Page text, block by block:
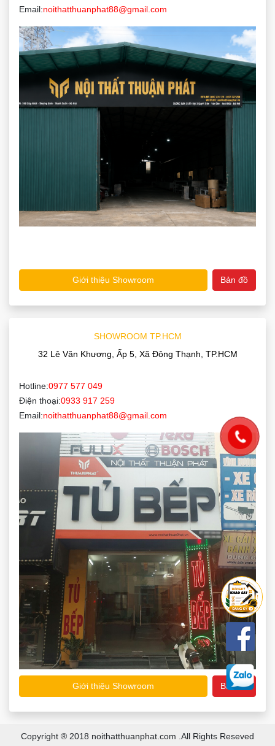
Email:noithatthuanphat88@gmail.com
Giới thiệu Showroom Bản đồ
SHOWROOM TP.HCM
32 Lê Văn Khương, Ấp 5, Xã Đông Thạnh, TP.HCM
Hotline:0977 577 049
Điện thoại:0933 917 259
Email:noithatthuanphat88@gmail.com
Giới thiệu Showroom Bản đồ
Copyright ® 2018 noithatthuanphat.com .All Rights Reseved